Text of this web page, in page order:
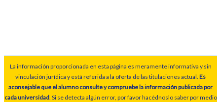
La información proporcionada en esta página es meramente informativa y sin
vinculación jurídica y está referida a la oferta de las titulaciones actual. Es
aconsejable que el alumno consulte y compruebe la información publicada por
cada universidad. Si se detecta algún error, por favor hacédnoslo saber por medio